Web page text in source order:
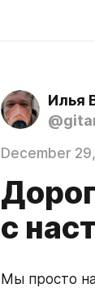
Илья
December
с
Мы просто